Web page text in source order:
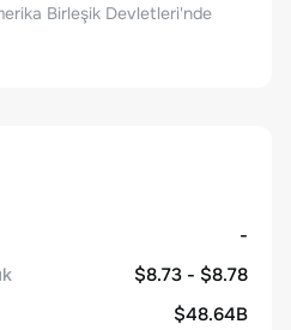
Birleşik Devletleri'nde
-
$8.73 - $8.78
$48.64B